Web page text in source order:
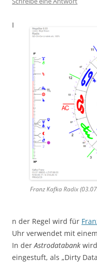
Franz Kafka Radix
I
n der Regel wird für
Uhr verwendet mit einem
In derAstrodatabank
eingestuft, als „Dirty